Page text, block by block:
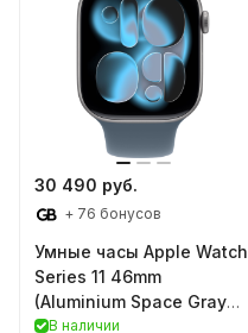
30 490 руб.
+ 76 бонусов
Умные часы Apple Watch
Series 11 46mm
(Aluminium Space Gray
SB M/L)
В наличии